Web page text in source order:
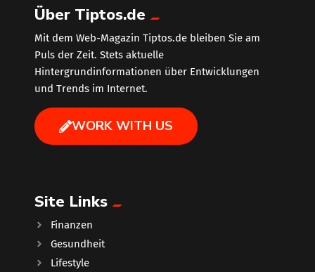
Über Tiptos.de
Mit dem Web-Magazin Tiptos.de bleiben Sie am
Puls der Zeit. Stets aktuelle
Hintergrundinformationen über Entwicklungen
und Trends im Internet.
WORK WITH US
Site Links
Finanzen
Gesundheit
Lifestyle